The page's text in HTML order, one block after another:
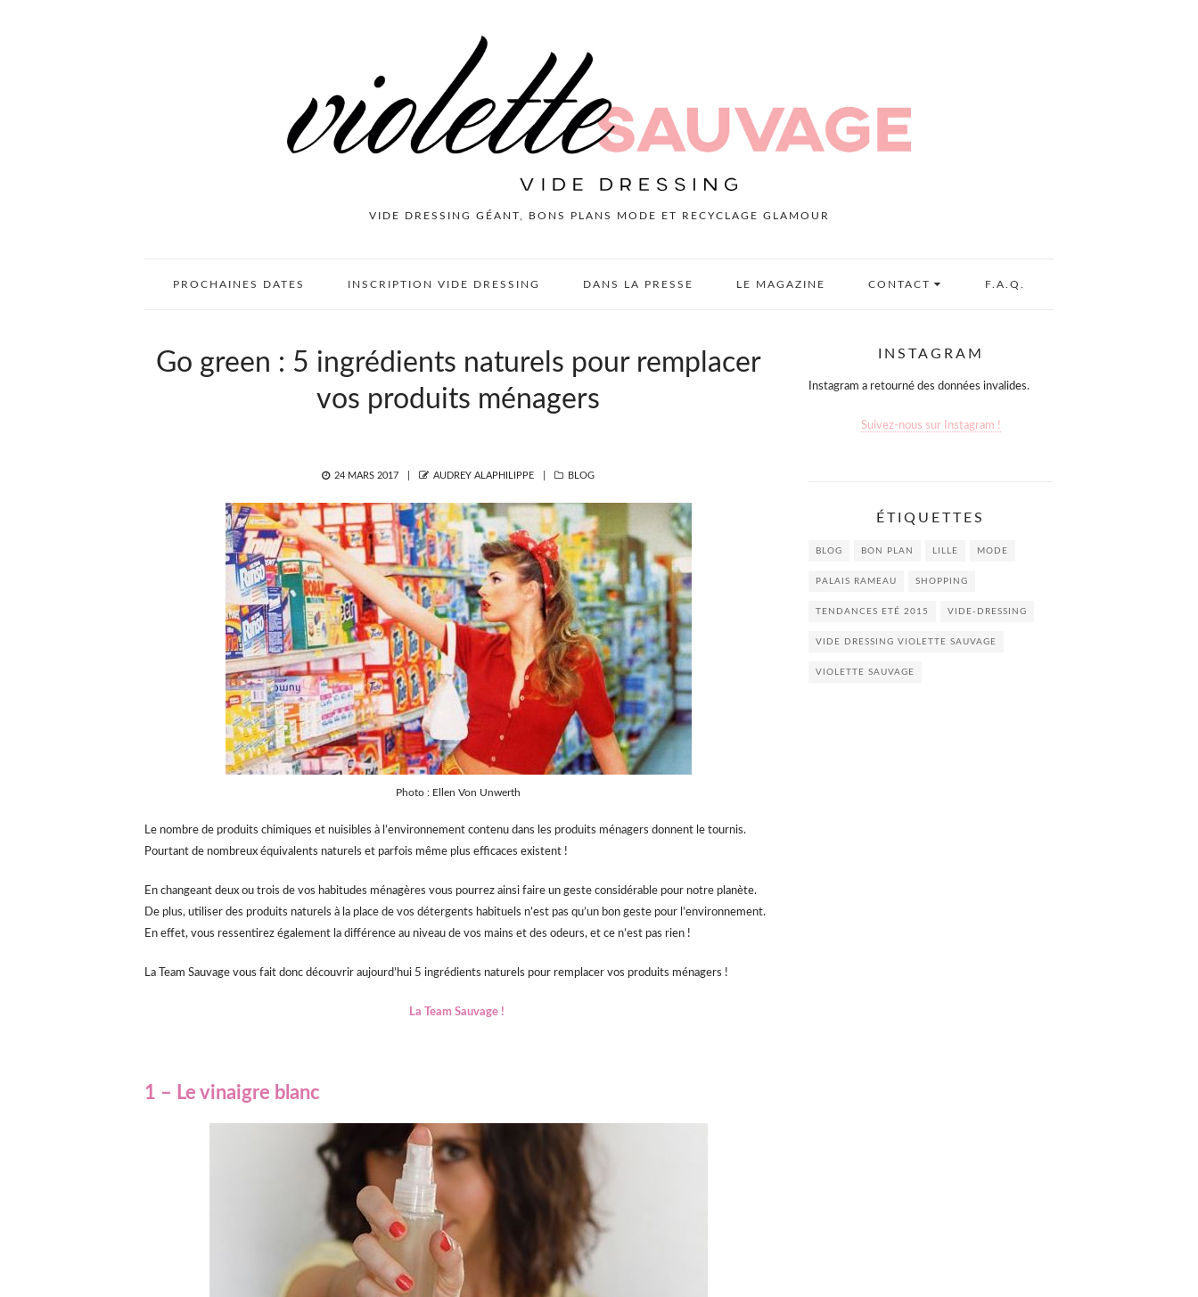
VIDE DRESSING GÉANT, BONS PLANS MODE ET RECYCLAGE GLAMOUR
PROCHAINES DATES INSCRIPTION VIDE DRESSING DANS LA PRESSE LE MAGAZINE CONTACT F.A.Q.
Go green : 5 ingrédients naturels pour remplacer
vos produits ménagers
POSTED
24 MARS 2017 AUTHOR
AUDREY ALAPHILIPPE CATEGORIES
BLOG
Photo : Ellen Von Unwerth
Le nombre de produits chimiques et nuisibles à l’environnement contenu dans les produits ménagers donnent le tournis.
Pourtant de nombreux équivalents naturels et parfois même plus efficaces existent !
En changeant deux ou trois de vos habitudes ménagères vous pourrez ainsi faire un geste considérable pour notre planète.
De plus, utiliser des produits naturels à la place de vos détergents habituels n’est pas qu’un bon geste pour l’environnement.
En effet, vous ressentirez également la différence au niveau de vos mains et des odeurs, et ce n’est pas rien !
La Team Sauvage vous fait donc découvrir aujourd’hui 5 ingrédients naturels pour remplacer vos produits ménagers !
La Team Sauvage !
1 – Le vinaigre blanc
INSTAGRAM
Instagram a retourné des données invalides.
Suivez-nous sur Instagram !
ÉTIQUETTES
BLOG BON PLAN LILLE MODE
PALAIS RAMEAU SHOPPING
TENDANCES ETÉ 2015 VIDE-DRESSING
VIDE DRESSING VIOLETTE SAUVAGE
VIOLETTE SAUVAGE